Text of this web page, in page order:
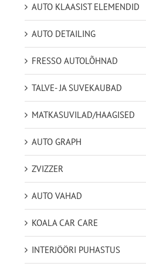
AUTO KLAASIST ELEMENDID
AUTO DETAILING
FRESSO AUTOLÕHNAD
TALVE- JA SUVEKAUBAD
MATKASUVILAD/HAAGISED
AUTO GRAPH
ZVIZZER
AUTO VAHAD
KOALA CAR CARE
INTERJÖÖRI PUHASTUS